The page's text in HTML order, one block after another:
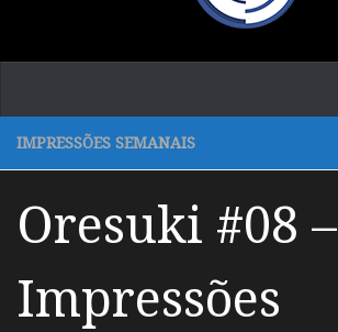
IMPRESSÕES SEMANAIS
Oresuki #08 –
Impressões